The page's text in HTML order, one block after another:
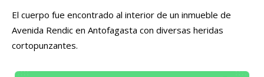
El cuerpo fue encontrado al interior de un inmueble de
Avenida Rendic en Antofagasta con diversas heridas
cortopunzantes.